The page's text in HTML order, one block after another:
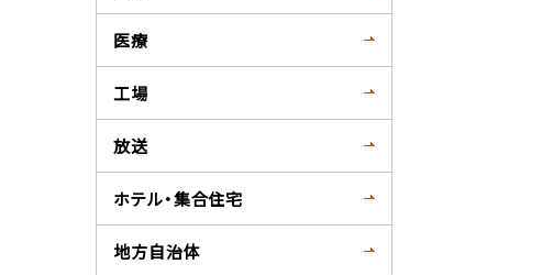
医療
工場
放送
ホテル・集合住宅
地方自治体